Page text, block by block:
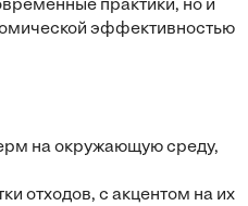
практики, но и
эффективностью
на окружающую среду,
отходов, с акцентом на их